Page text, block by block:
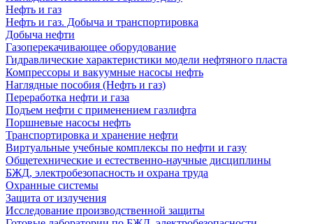
Нефть и газ
Нефть и газ. Добыча и транспортировка
Добыча нефти
Газоперекачивающее оборудование
Гидравлические характеристики модели нефтяного пласта
Компрессоры и вакуумные насосы нефть
Наглядные пособия (Нефть и газ)
Переработка нефти и газа
Подъем нефти с применением газлифта
Поршневые насосы нефть
Транспортировка и хранение нефти
Виртуальные учебные комплексы по нефти и газу
Общетехнические и естественно-научные дисциплины
БЖД, электробезопасность и охрана труда
Охранные системы
Защита от излучения
Исследование производственной защиты